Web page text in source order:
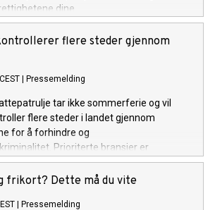
dine.
flere steder gjennom
| Pressemelding
tar ikke sommerferie og vil
flere steder i landet gjennom
for å forhindre og
Prioriterte bransjer er
serveringssteder og andre
bransjer.
frikort? Dette må du vite
| Pressemelding